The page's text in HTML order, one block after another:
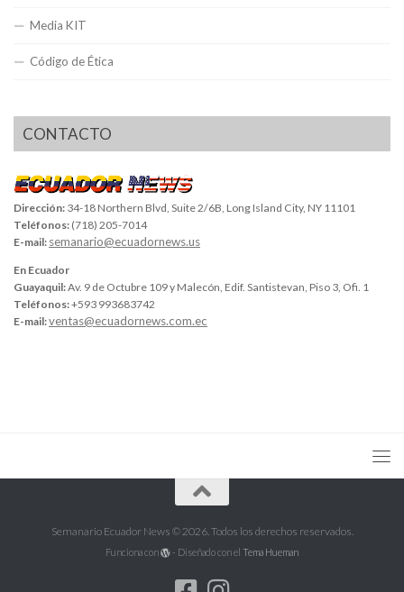
Media KIT
Código de Ética
CONTACTO
Dirección: 34-18 Northern Blvd, Suite 2/6B, Long Island City, NY 11101
Teléfonos: (718) 205-7014
E-mail: semanario@ecuadornews.us
En Ecuador
Guayaquil:Av. 9 de Octubre 109 y Malecón, Edif. Santistevan, Piso 3, Ofi. 1
Teléfonos:+593 993683742
E-mail:ventas@ecuadornews.com.ec
Semanario Ecuador News © 2026. Todos los derechos reservados.
Funciona con - Diseñado con el Tema Hueman